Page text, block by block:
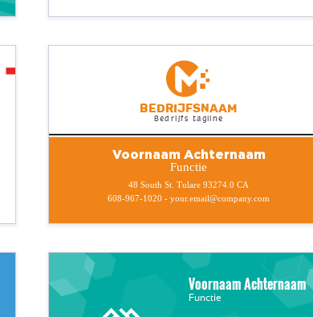
48 South St. Tulare 93274.0 CA
608-967-1020 - your.email@company.com
Voornaam Achternaam
Functie
Bedrijfsnaam
Bedrijfs tagline
Functie
Voornaam Achternaam